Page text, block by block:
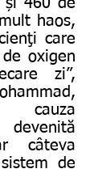
haos,
care
oxigen
zi”,
cauza
câteva
de